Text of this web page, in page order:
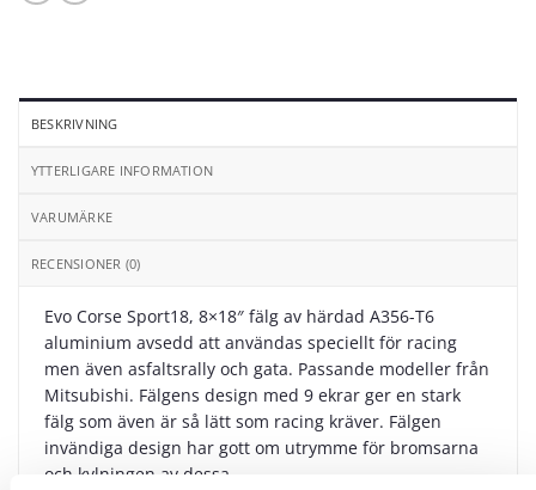
BESKRIVNING
YTTERLIGARE INFORMATION
VARUMÄRKE
RECENSIONER (0)
Evo Corse Sport18, 8×18″ fälg av härdad A356-T6
aluminium avsedd att användas speciellt för racing
men även asfaltsrally och gata. Passande modeller från
Mitsubishi. Fälgens design med 9 ekrar ger en stark
fälg som även är så lätt som racing kräver. Fälgen
invändiga design har gott om utrymme för bromsarna
och kylningen av dessa.